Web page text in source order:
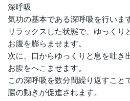
深呼吸
気功の基本である深呼吸を行います
リラックスした状態で、ゆっくり
お腹を膨らませます。
次に、口からゆっくりと息を吐き
お腹をへこませます。
この深呼吸を数分間繰り返すことで
腸の動きが促進されます。